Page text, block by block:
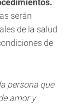
serán
de la salud
de
persona que
amor y